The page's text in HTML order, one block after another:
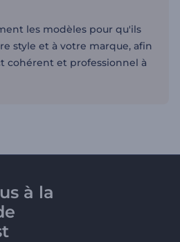
les modèles pour qu'ils
style et à votre marque, afin
cohérent et professionnel à
à la